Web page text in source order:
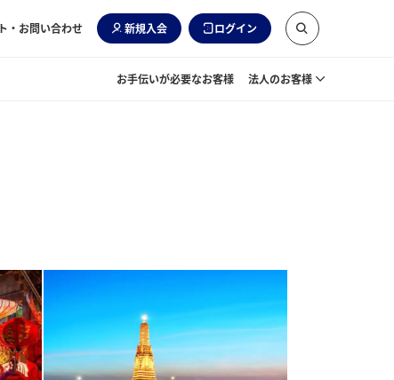
・お問い合わせ 新規入会 ログイン
お手伝いが必要なお客様 法人のお客様